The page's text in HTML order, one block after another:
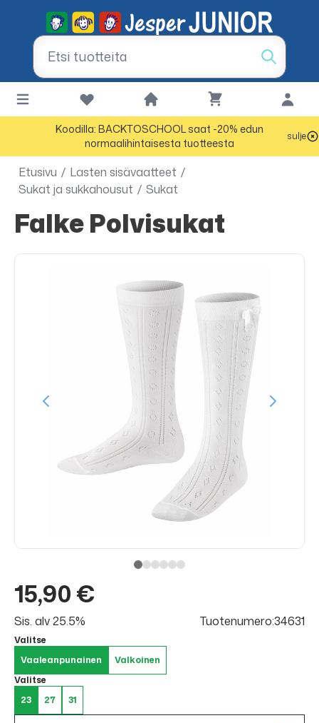
Koodilla: BACKTOSCHOOL saat -20% edun
normaalihintaisesta tuotteesta
sulje
Etusivu / Lasten sisävaatteet /
Sukat ja sukkahousut / Sukat
Falke Polvisukat
15,90 €
Sis. alv 25.5% Tuotenumero:34631
Valitse
Vaaleanpunainen
Valkoinen
Valitse
23
27 31